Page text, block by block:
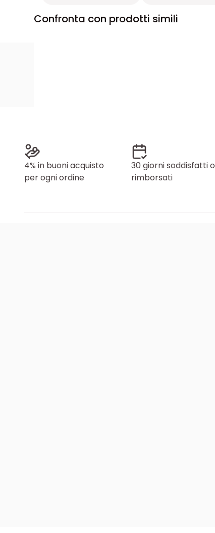
Confronta con prodotti simili
4% in buoni acquisto
per ogni ordine
30 giorni soddisfatti o
rimborsati